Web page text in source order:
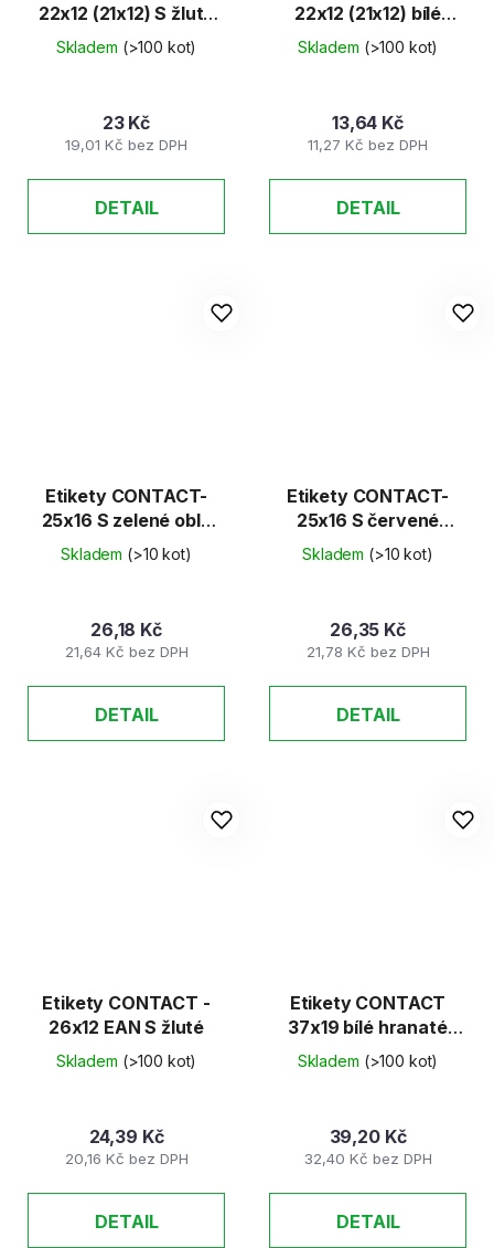
22x12 (21x12) S žluté
48ks/K
Skladem (>100 kot)
19,01 Kč bez DPH
23 Kč
DETAIL
22x12 (21x12) bílé
48ks/K
Skladem (>100 kot)
11,27 Kč bez DPH
13,64 Kč
DETAIL
Etikety CONTACT-
25x16 S zelené oblé
40ks/K
Skladem (>10 kot)
21,64 Kč bez DPH
26,18 Kč
DETAIL
Etikety CONTACT-
25x16 S červené
hranaté 40ks/K
Skladem (>10 kot)
21,78 Kč bez DPH
26,35 Kč
DETAIL
Etikety CONTACT -
26x12 EAN S žluté
Skladem (>100 kot)
20,16 Kč bez DPH
24,39 Kč
DETAIL
Etikety CONTACT
37x19 bílé hranaté
25ks/K
Skladem (>100 kot)
32,40 Kč bez DPH
39,20 Kč
DETAIL